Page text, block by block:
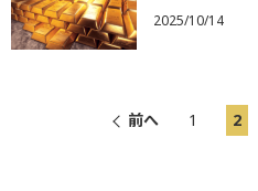
2025/10/14
前へ 1 2